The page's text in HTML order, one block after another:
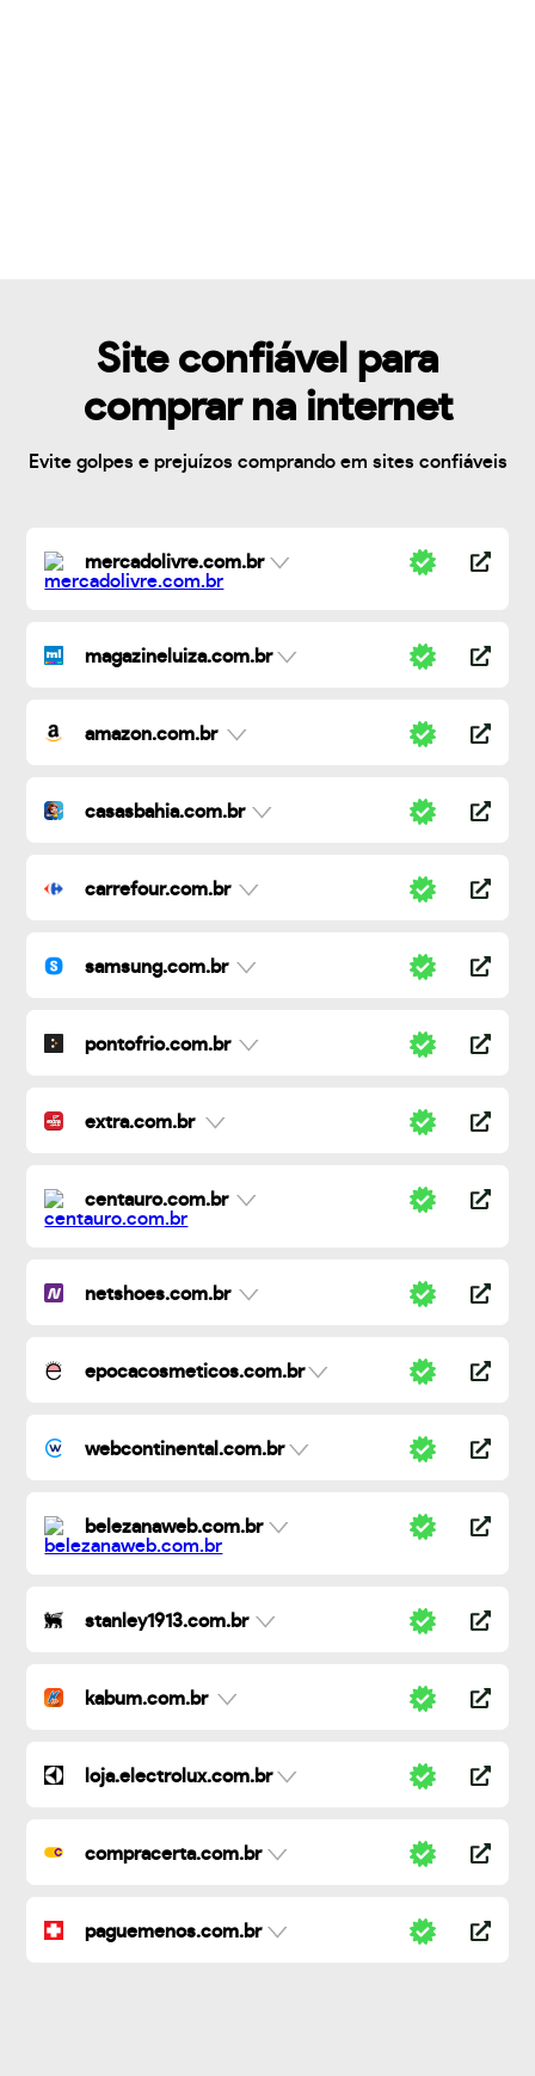
Site confiável para
comprar na internet
Evite golpes e prejuízos comprando em sites confiáveis
mercadolivre.com.br
magazineluiza.com.br
amazon.com.br
casasbahia.com.br
carrefour.com.br
samsung.com.br
pontofrio.com.br
extra.com.br
centauro.com.br
netshoes.com.br
epocacosmeticos.com.br
webcontinental.com.br
belezanaweb.com.br
stanley1913.com.br
kabum.com.br
loja.electrolux.com.br
compracerta.com.br
paguemenos.com.br